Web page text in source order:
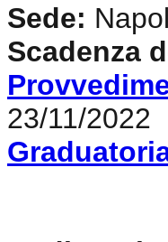
Sede:
Scadenza
23/11/2022